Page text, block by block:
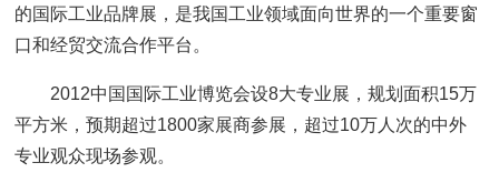
的国际工业品牌展，是我国工业领域面向世界的一个重要窗
口和经贸交流合作平台。
2012中国国际工业博览会设8大专业展，规划面积15万
平方米，预期超过1800家展商参展，超过10万人次的中外
专业观众现场参观。